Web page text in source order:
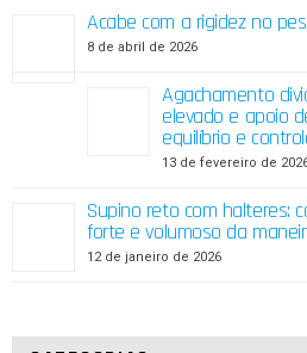
Acabe com a rigidez no
8 de abril de 2026
Agachamento
elevado e apoio
equilíbrio e
13 de fevereiro de
Supino reto com halteres:
forte e volumoso da
12 de janeiro de 2026